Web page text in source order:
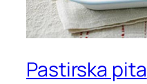
Pastirska pita